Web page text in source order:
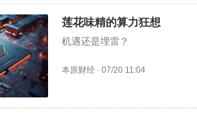
莲花味精的算力狂想
机遇还是埋雷？
本原财经 · 07/20 11:04